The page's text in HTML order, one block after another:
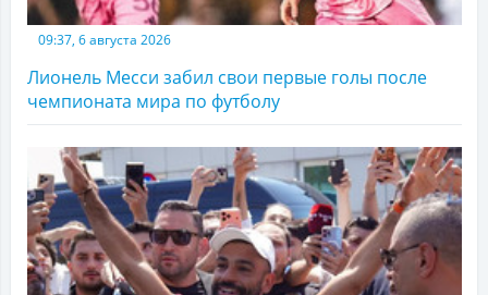
09:37, 6 августа 2026
Лионель Месси забил свои первые голы после
чемпионата мира по футболу